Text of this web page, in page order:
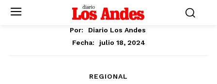
Por:
Diario Los Andes
Fecha:
julio 18, 2024
REGIONAL